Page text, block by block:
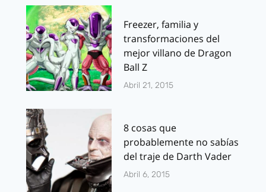
Freezer, familia y
transformaciones del
mejor villano de Dragon
Ball Z
Abril 21, 2015
8 cosas que
probablemente no sabías
del traje de Darth Vader
Abril 6, 2015